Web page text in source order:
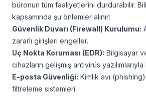
büronun tüm faaliyetlerini durdurabilir.
kapsamında şu önlemler alınır:
Güvenlik Duvarı (Firewall) Kurulumu:
zararlı girişleri engeller.
Uç Nokta Koruması (EDR): Bilgisayar
cihazların gelişmiş antivirüs yazılımlarıyla
E-posta Güvenliği: Kimlik avı (phishing)
filtreleme sistemleri.